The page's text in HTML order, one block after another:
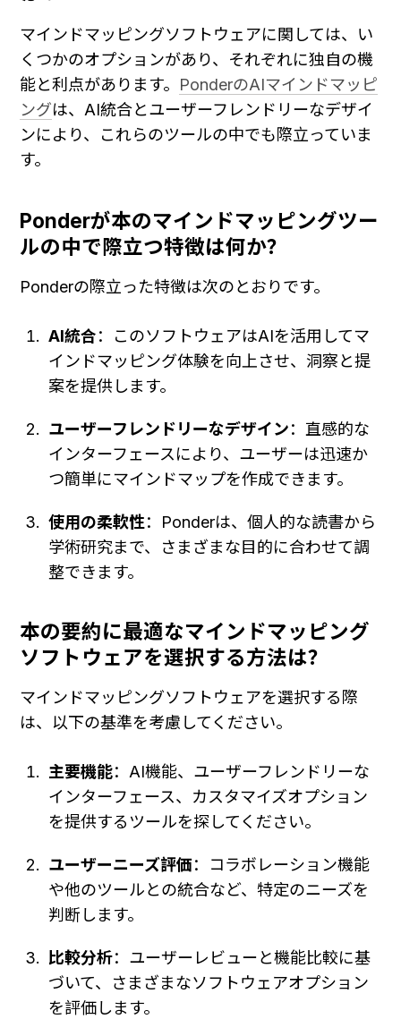
マインドマッピングソフトウェアに関しては、い
くつかのオプションがあり、それぞれに独自の機
能と利点があります。 PonderのAIマインドマッピ
ングは、AI統合とユーザーフレンドリーなデザイ
ンにより、これらのツールの中でも際立っていま
す。
Ponderが本のマインドマッピングツー
ルの中で際立つ特徴は何か？
Ponderの際立った特徴は次のとおりです。
AI統合：このソフトウェアはAIを活用してマ
インドマッピング体験を向上させ、洞察と提
案を提供します。
ユーザーフレンドリーなデザイン：直感的な
インターフェースにより、ユーザーは迅速か
つ簡単にマインドマップを作成できます。
使用の柔軟性：Ponderは、個人的な読書から
学術研究まで、さまざまな目的に合わせて調
整できます。
本の要約に最適なマインドマッピング
ソフトウェアを選択する方法は？
マインドマッピングソフトウェアを選択する際
は、以下の基準を考慮してください。
主要機能：AI機能、ユーザーフレンドリーな
インターフェース、カスタマイズオプション
を提供するツールを探してください。
ユーザーニーズ評価：コラボレーション機能
や他のツールとの統合など、特定のニーズを
判断します。
比較分析：ユーザーレビューと機能比較に基
づいて、さまざまなソフトウェアオプション
を評価します。